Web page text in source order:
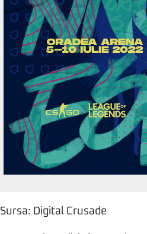
Sursa: Digital Crusade